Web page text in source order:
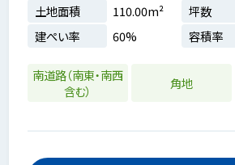
土地面積
110.00m² 坪数
建ぺい率
60% 容積率
南道路（南東・南西
含む）
角地